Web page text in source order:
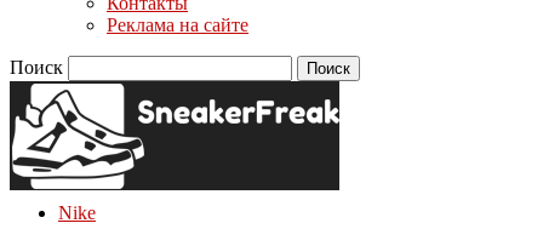
Реклама на сайте
Поиск
Nike